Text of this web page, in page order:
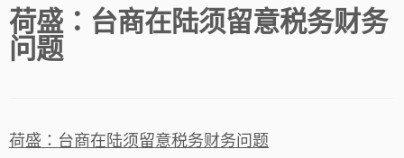
to
content
荷盛：台商在陆须留意税务财务
问题
荷盛：台商在陆须留意税务财务问题